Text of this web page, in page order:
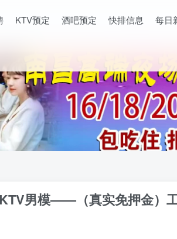
KTV预定 酒吧预定 快排信息 每日
男模——（真实免押金）